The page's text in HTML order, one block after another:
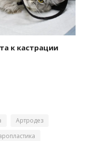
к кастрации
Артродез